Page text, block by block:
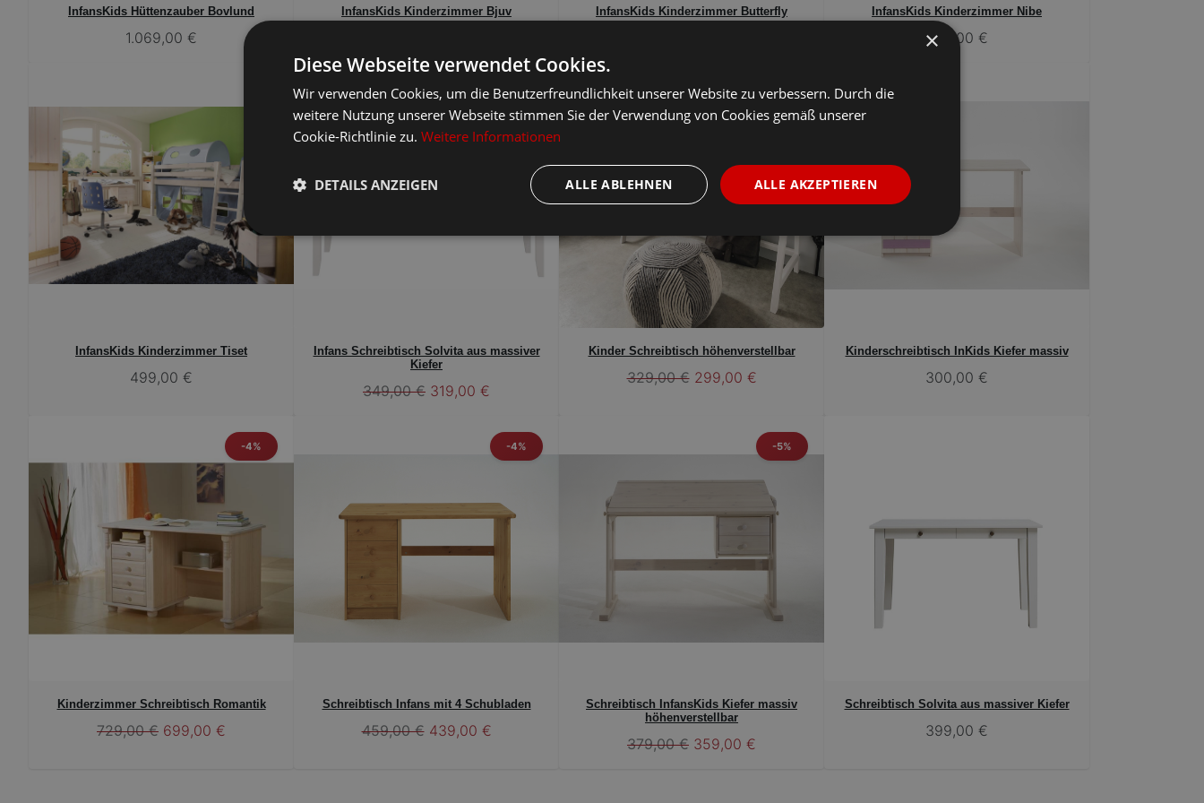
InfansKids Hüttenzauber Bovlund
1.069,00 €
InfansKids Kinderzimmer Bjuv InfansKids Kinderzimmer Butterfly InfansKids Kinderzimmer Nibe
869,00 €
InfansKids Kinderzimmer Tiset
499,00 €
-9%
Infans Schreibtisch Solvita aus massiver
Kiefer
349,00 € 319,00 €
-9%
Kinder Schreibtisch höhenverstellbar
329,00 € 299,00 €
Kinderschreibtisch InKids Kiefer massiv
300,00 €
-4%
Kinderzimmer Schreibtisch Romantik
729,00 € 699,00 €
-4%
Schreibtisch Infans mit 4 Schubladen
459,00 € 439,00 €
-5%
Schreibtisch InfansKids Kiefer massiv
höhenverstellbar
379,00 € 359,00 €
Schreibtisch Solvita aus massiver Kiefer
399,00 €
×
Diese Webseite verwendet Cookies.
Wir verwenden Cookies, um die Benutzerfreundlichkeit unserer Website zu verbessern. Durch die
weitere Nutzung unserer Webseite stimmen Sie der Verwendung von Cookies gemäß unserer
Cookie-Richtlinie zu. Weitere Informationen
ALLE AKZEPTIEREN
ALLE ABLEHNEN
DETAILS ANZEIGEN